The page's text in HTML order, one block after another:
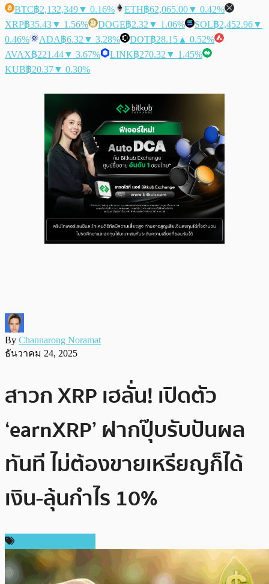
BTC฿2,132,349▼ 0.16% ETH฿62,065.00▼ 0.42%
XRP฿35.43▼ 1.56% DOGE฿2.32 ▼ 1.06% SOL฿2,452.96▼
0.46%
ADA฿6.32 ▼ 3.28% DOT฿28.15 ▲ 0.52%
AVAX฿221.44▼ 3.67% LINK฿270.32 ▼ 1.45%
KUB฿20.37▼ 0.30%
By Channarong Noramat
ธันวาคม 24, 2025
สาวก XRP เฮลั่น! เปิดตัว
‘earnXRP’ ฝากปุ๊บรับปันผล
ทันที ไม่ต้องขายเหรียญก็ได้
เงิน-ลุ้นกำไร 10%